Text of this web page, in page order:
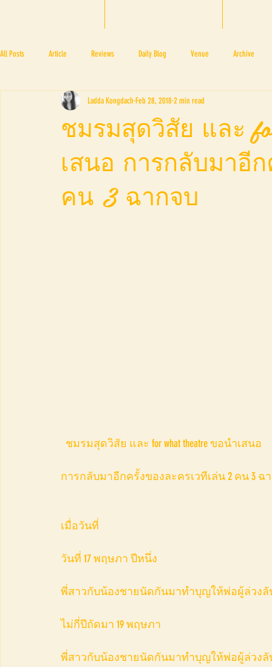
All Posts Article Reviews Daily Blog Venue Archive
BAPA BTF2017 NOV 4 5
ชมรมสุดวิสัย และ
เสนอ การกลับมาอี
คน 3 ฉากจบ
Ladda Kongdach Feb 28, 20182 min read
  ชมรมสุดวิสัย และ for what theatre ขอนำเสนอ
การกลับมาอีกครั้งของละครเวทีเล่น 2 คน 3 ฉ
เมื่อวันที่
วันที่ 17 พฤษภา ปีหนึ่ง
พี่สาวกับน้องชายนัดกันมาทำบุญให้พ่อผู้ล่วงลั
ไม่กี่ปีถัดมา 19 พฤษภา
พี่สาวกับน้องชายนัดกันมาทำบุญให้พ่อผู้ล่วงลั